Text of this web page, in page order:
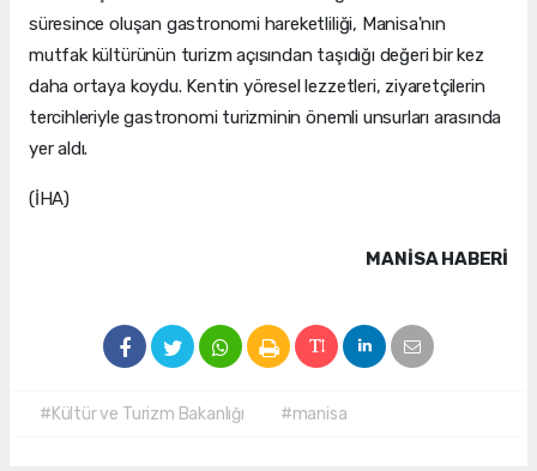
süresince oluşan gastronomi hareketliliği, Manisa'nın
mutfak kültürünün turizm açısından taşıdığı değeri bir kez
daha ortaya koydu. Kentin yöresel lezzetleri, ziyaretçilerin
tercihleriyle gastronomi turizminin önemli unsurları arasında
yer aldı.
(İHA)
MANISA HABERİ
#Kültür ve Turizm Bakanlığı #manisa